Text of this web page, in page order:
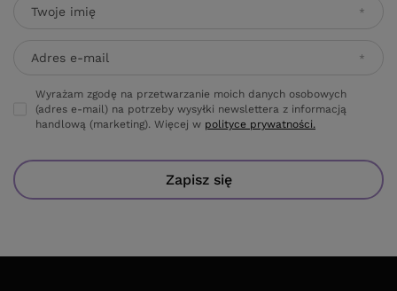
Adres e-mail
(adres e-mail) na potrzeby wysyłki newslettera z informacją
Zapisz się